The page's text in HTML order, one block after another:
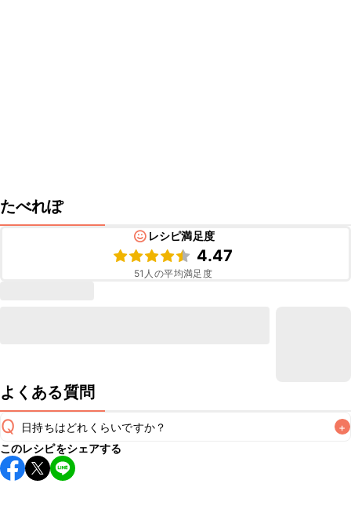
たべれぽ
レシピ満足度
4.47
51 人の平均満足度
よくある質問
Q 日持ちはどれくらいですか？ +
保存期間は冷蔵で翌日中が目安です。なるべくお早めにお召
し上がりください。
このレシピをシェアする